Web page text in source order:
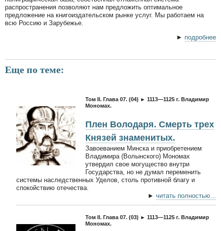
распространения позволяют нам предложить оптимальное
предложение на книгоиздательском рынке услуг. Мы работаем на
всю Россию и Зарубежье.
► подробнее
Еще по теме:
Том II. Глава 07. (04) ► 1113—1125 г. Владимир
Мономах.
Плен Володаря. Смерть трех
Князей знаменитых.
Завоеванием Минска и приобретением
Владимира (Волынского) Мономах
утвердил свое могущество внутри
Государства, но не думал переменить
системы наследственных Уделов, столь противной благу и
спокойствию отечества.
► читать полностью...
Том II. Глава 07. (03) ► 1113—1125 г. Владимир
Мономах.